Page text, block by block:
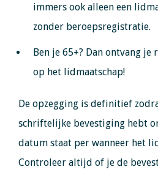
immers ook alleen een
zonder beroepsregistratie.
Ben je 65+? Dan ontvang
op het lidmaatschap!
De opzegging is definitief
schriftelijke bevestiging hebt
datum staat per wanneer het
Controleer altijd of je de